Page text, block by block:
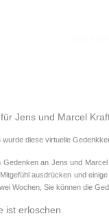
Jens und Marcel
wurde diese virtuelle
Gedenken an Jens und
ausdrücken und
Wochen, Sie können die
ist erloschen.